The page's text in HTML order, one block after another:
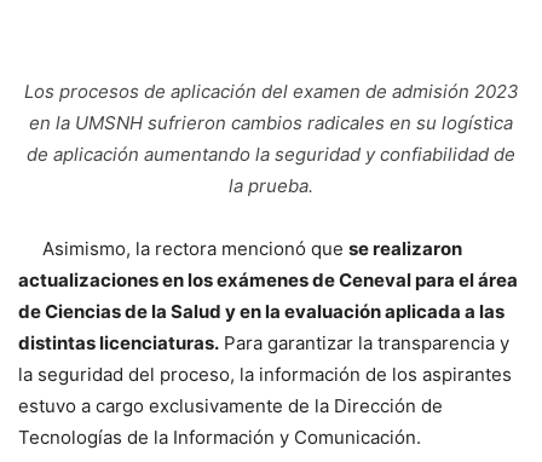
Los procesos de aplicación del examen de admisión 2023
en la UMSNH sufrieron cambios radicales en su logística
de aplicación aumentando la seguridad y confiabilidad de
la prueba.
Asimismo, la rectora mencionó que se realizaron
actualizaciones en los exámenes de Ceneval para el área
de Ciencias de la Salud y en la evaluación aplicada a las
distintas licenciaturas. Para garantizar la transparencia y
la seguridad del proceso, la información de los aspirantes
estuvo a cargo exclusivamente de la Dirección de
Tecnologías de la Información y Comunicación.